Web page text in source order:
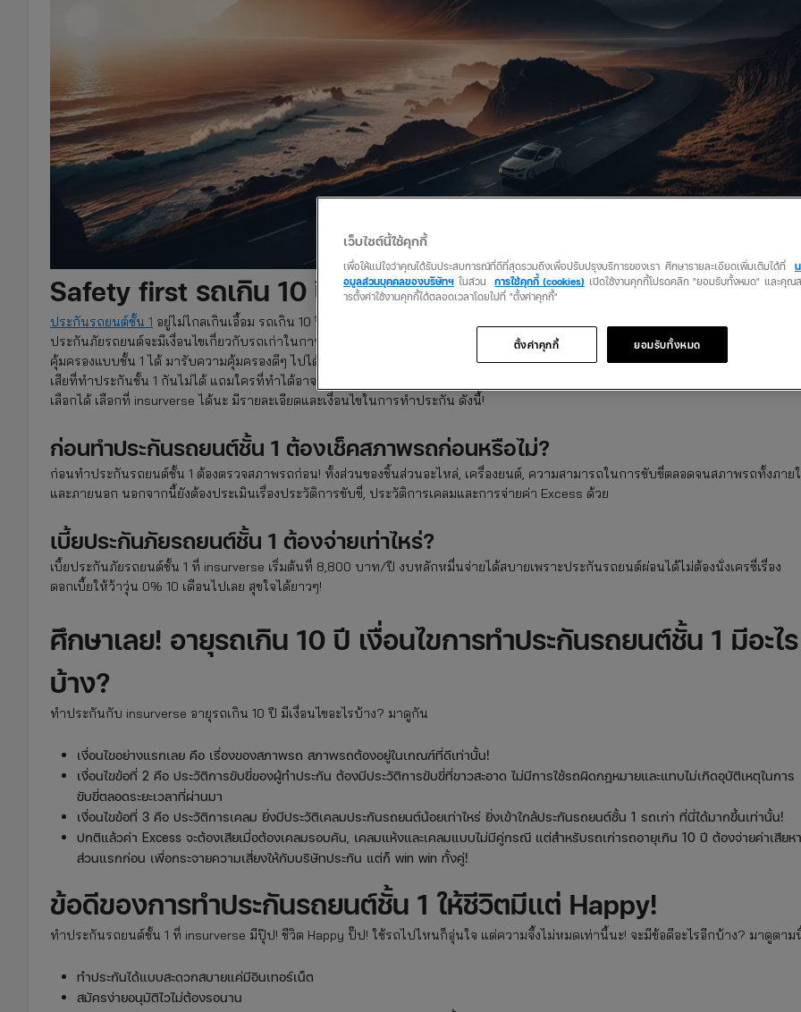
Safety first รถเกิน 10 ปีก็มีประกันรถยนต์ชั้น 1 ได้!
ประกันรถยนต์ชั้น 1 อยู่ไม่ไกลเกินเอื้อม รถเกิน 10 ปีเตรียมเฮได้เลย! ไม่ว่าจะโดนหักอกมาจากไหน insurverse เยียวยาใจให้เอง ปกติแล้วบริ
ประกันภัยรถยนต์จะมีเงื่อนไขเกี่ยวกับรถเก่าในการทำประกันชั้น 1 ไม่เกิน 5 ปีบ้าง แต่ที่นี่ insurverse รถเก่าอายุไม่เกิน 15 ปี ก็รับความ
คุ้มครองแบบชั้น 1 ได้ มารับความคุ้มครองดีๆ ไปได้เลย แม้รถเกิน 10 ปีประกันชั้น 1 pantip นั้นจะถูกพูดถึงอยู่บ่อยๆ และชาวเน็ตมากมายต่างหั
เสียที่ทำประกันชั้น 1 กันไม่ได้ แถมใครที่ทำได้อาจต้องจ่ายค่าเบี้ยประกันสูงกว่าปกติ แต่หากอยากรับความ Safety first แบบชั้น 1 ในราคาที่
เลือกได้ เลือกที่ insurverse ได้นะ มีรายละเอียดและเงื่อนไขในการทำประกัน ดังนี้!
ก่อนทำประกันรถยนต์ชั้น 1 ต้องเช็คสภาพรถก่อนหรือไม่?
ก่อนทำประกันรถยนต์ชั้น 1 ต้องตรวจสภาพรถก่อน! ทั้งส่วนของชิ้นส่วนอะไหล่, เครื่องยนต์, ความสามารถในการขับขี่ตลอดจนสภาพรถทั้งภาย
และภายนอก นอกจากนี้ยังต้องประเมินเรื่องประวัติการขับขี่, ประวัติการเคลมและการจ่ายค่า Excess ด้วย
เบี้ยประกันภัยรถยนต์ชั้น 1 ต้องจ่ายเท่าไหร่?
เบี้ยประกันภัยรถยนต์ชั้น 1 ที่ insurverse เริ่มต้นที่ 8,800 บาท/ปี งบหลักหมื่นจ่ายได้สบายเพราะประกันรถยนต์ผ่อนได้ไม่ต้องนั่งเครซี่เรื่อง
ดอกเบี้ยให้ว้าวุ่น 0% 10 เดือนไปเลย สุขใจได้ยาวๆ!
ศึกษาเลย! อายุรถเกิน 10 ปี เงื่อนไขการทำประกันรถยนต์ชั้น 1 มีอะไร
บ้าง?
ทำประกันกับ insurverse อายุรถเกิน 10 ปี มีเงื่อนไขอะไรบ้าง? มาดูกัน
เงื่อนไขอย่างแรกเลย คือ เรื่องของสภาพรถ สภาพรถต้องอยู่ในเกณฑ์ที่ดีเท่านั้น!
เงื่อนไขข้อที่ 2 คือ ประวัติการขับขี่ของผู้ทำประกัน ต้องมีประวัติการขับขี่ที่ขาวสะอาด ไม่มีการใช้รถผิดกฎหมายและแทบไม่เกิดอุบัติเหตุในการ
ขับขี่ตลอดระยะเวลาที่ผ่านมา
เงื่อนไขข้อที่ 3 คือ ประวัติการเคลม ยิ่งมีประวัติเคลมประกันรถยนต์น้อยเท่าไหร่ ยิ่งเข้าใกล้ประกันรถยนต์ชั้น 1 รถเก่า ที่นี่ได้มากขึ้นเท่านั้น!
ปกติแล้วค่า Excess จะต้องเสียเมื่อต้องเคลมรอบคัน, เคลมแห้งและเคลมแบบไม่มีคู่กรณี แต่สำหรับรถเก่ารถอายุเกิน 10 ปี ต้องจ่ายค่าเสียห
ส่วนแรกก่อน เพื่อกระจายความเสี่ยงให้กับบริษัทประกัน แต่ก็ win win ทั้งคู่!
ข้อดีของการทำประกันรถยนต์ชั้น 1 ให้ชีวิตมีแต่ Happy!
ทำประกันรถยนต์ชั้น 1 ที่ insurverse มีปุ๊ป! ชีวิต Happy ปั๊ป! ใช้รถไปไหนก็อุ่นใจ แต่ความจึ้งไม่หมดเท่านี้นะ! จะมีข้อดีอะไรอีกบ้าง? มาดูตาม
ทำประกันได้แบบสะดวกสบายแค่มีอินเทอร์เน็ต
สมัครง่ายอนุมัติไวไม่ต้องรอนาน
เว็บไซต์นี้ใช้คุกกี้
เพื่อให้แน่ใจว่าคุณได้รับประสบการณ์ที่ดีที่สุดรวมถึงเพื่อปรับปรุงบริการของเรา ศึกษารายละเอียดเพิ่มเติมได้ที่
อมูลส่วนบุคคลของบริษัทฯ ในส่วน การใช้คุกกี้ (cookies) เปิดใช้งานคุกกี้โปรดคลิก "ยอมรับทั้งหมด" และคุณ
ารตั้งค่าใช้งานคุกกี้ได้ตลอดเวลาโดยไปที่ "ตั้งค่าคุกกี้"
ยอมรับทั้งหมด
ตั้งค่าคุกกี้